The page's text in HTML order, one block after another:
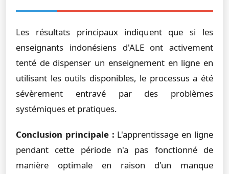
Les résultats principaux indiquent que si les
enseignants indonésiens d'ALE ont activement
tenté de dispenser un enseignement en ligne en
utilisant les outils disponibles, le processus a été
sévèrement entravé par des problèmes
systémiques et pratiques.
Conclusion principale : L'apprentissage en ligne
pendant cette période n'a pas fonctionné de
manière optimale en raison d'un manque